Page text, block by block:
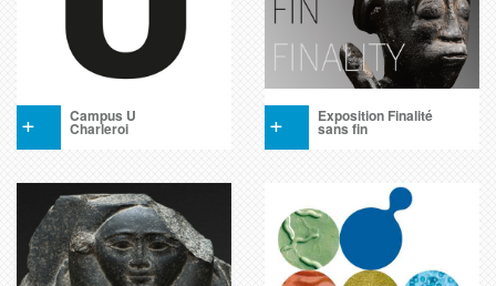
+ Campus U
Charleroi + Exposition Finalité
sans fin